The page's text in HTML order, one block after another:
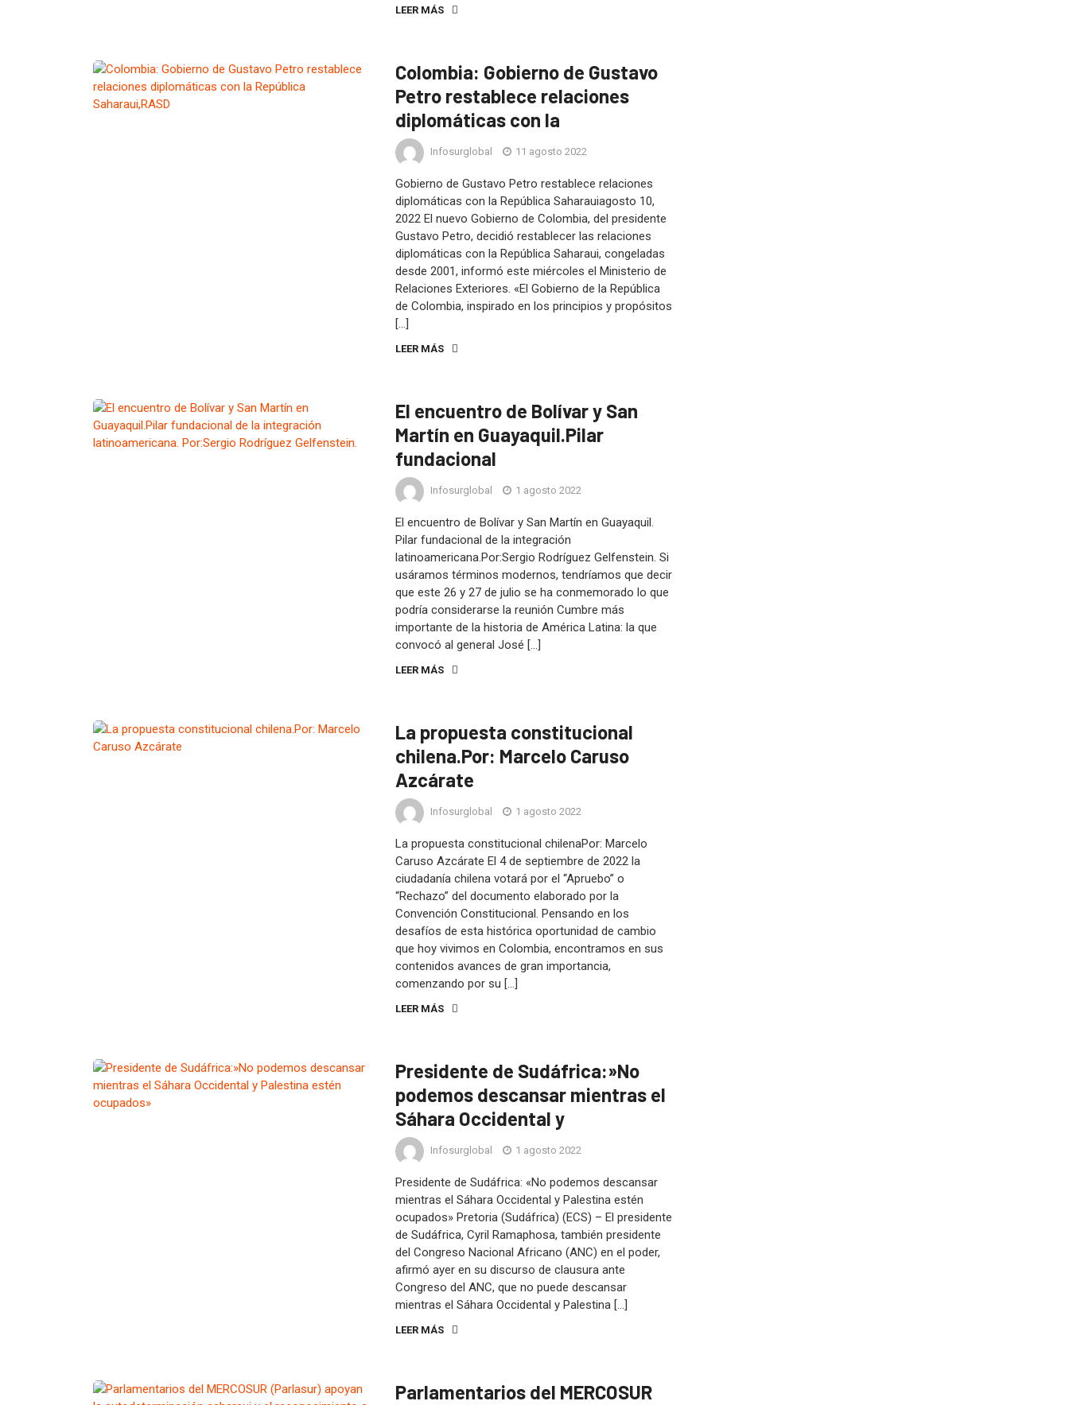
LEER MÁS
Colombia: Gobierno de Gustavo
Petro restablece relaciones
diplomáticas con la
Infosurglobal 11 agosto 2022
Gobierno de Gustavo Petro restablece relaciones
diplomáticas con la República Saharauiagosto 10,
2022 El nuevo Gobierno de Colombia, del presidente
Gustavo Petro, decidió restablecer las relaciones
diplomáticas con la República Saharaui, congeladas
desde 2001, informó este miércoles el Ministerio de
Relaciones Exteriores. «El Gobierno de la República
de Colombia, inspirado en los principios y propósitos
[…]
LEER MÁS
El encuentro de Bolívar y San
Martín en Guayaquil.Pilar
fundacional
Infosurglobal 1 agosto 2022
El encuentro de Bolívar y San Martín en Guayaquil.
Pilar fundacional de la integración
latinoamericana.Por:Sergio Rodríguez Gelfenstein. Si
usáramos términos modernos, tendríamos que decir
que este 26 y 27 de julio se ha conmemorado lo que
podría considerarse la reunión Cumbre más
importante de la historia de América Latina: la que
convocó al general José […]
LEER MÁS
La propuesta constitucional
chilena.Por: Marcelo Caruso
Azcárate
Infosurglobal 1 agosto 2022
La propuesta constitucional chilenaPor: Marcelo
Caruso Azcárate El 4 de septiembre de 2022 la
ciudadanía chilena votará por el “Apruebo” o
“Rechazo” del documento elaborado por la
Convención Constitucional. Pensando en los
desafíos de esta histórica oportunidad de cambio
que hoy vivimos en Colombia, encontramos en sus
contenidos avances de gran importancia,
comenzando por su […]
LEER MÁS
Presidente de Sudáfrica:»No
podemos descansar mientras el
Sáhara Occidental y
Infosurglobal 1 agosto 2022
Presidente de Sudáfrica: «No podemos descansar
mientras el Sáhara Occidental y Palestina estén
ocupados» Pretoria (Sudáfrica) (ECS) – El presidente
de Sudáfrica, Cyril Ramaphosa, también presidente
del Congreso Nacional Africano (ANC) en el poder,
afirmó ayer en su discurso de clausura ante
Congreso del ANC, que no puede descansar
mientras el Sáhara Occidental y Palestina […]
LEER MÁS
Parlamentarios del MERCOSUR